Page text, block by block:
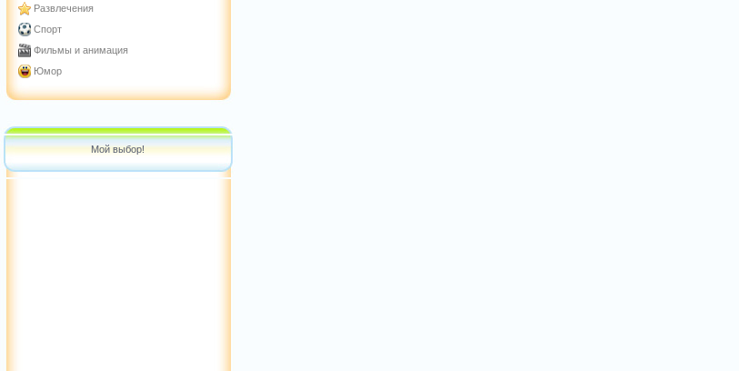
Развлечения
Спорт
Фильмы и анимация
Юмор
Мой выбор!